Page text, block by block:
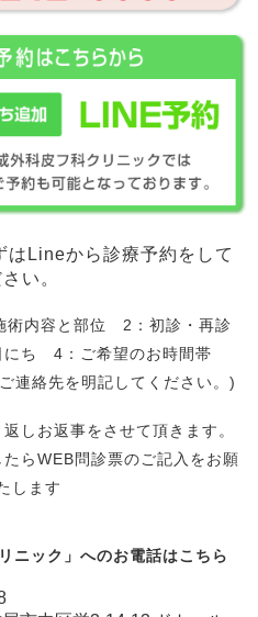
Lineから診療予約をして
い。
術内容と部位 2：初診・再診
にち 4：ご希望のお時間帯
絡先を明記してください。)
しお返事をさせて頂きます。
らWEB問診票のご記入をお願
します
ニック」へのお電話はこちら